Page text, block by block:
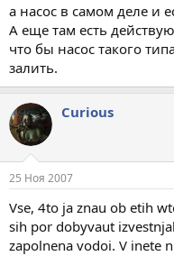
а насос в самом деле и
А еще там есть
что бы насос такого
залить.
Curious
25 Ноя 2007
Vse, 4to ja znau ob etih
sih por dobyvaut
zapolnena vodoi. V inete